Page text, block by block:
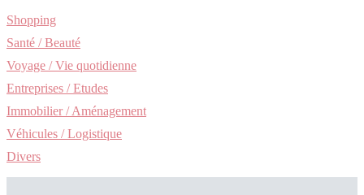
Shopping
Santé / Beauté
Voyage / Vie quotidienne
Entreprises / Etudes
Immobilier / Aménagement
Véhicules / Logistique
Divers